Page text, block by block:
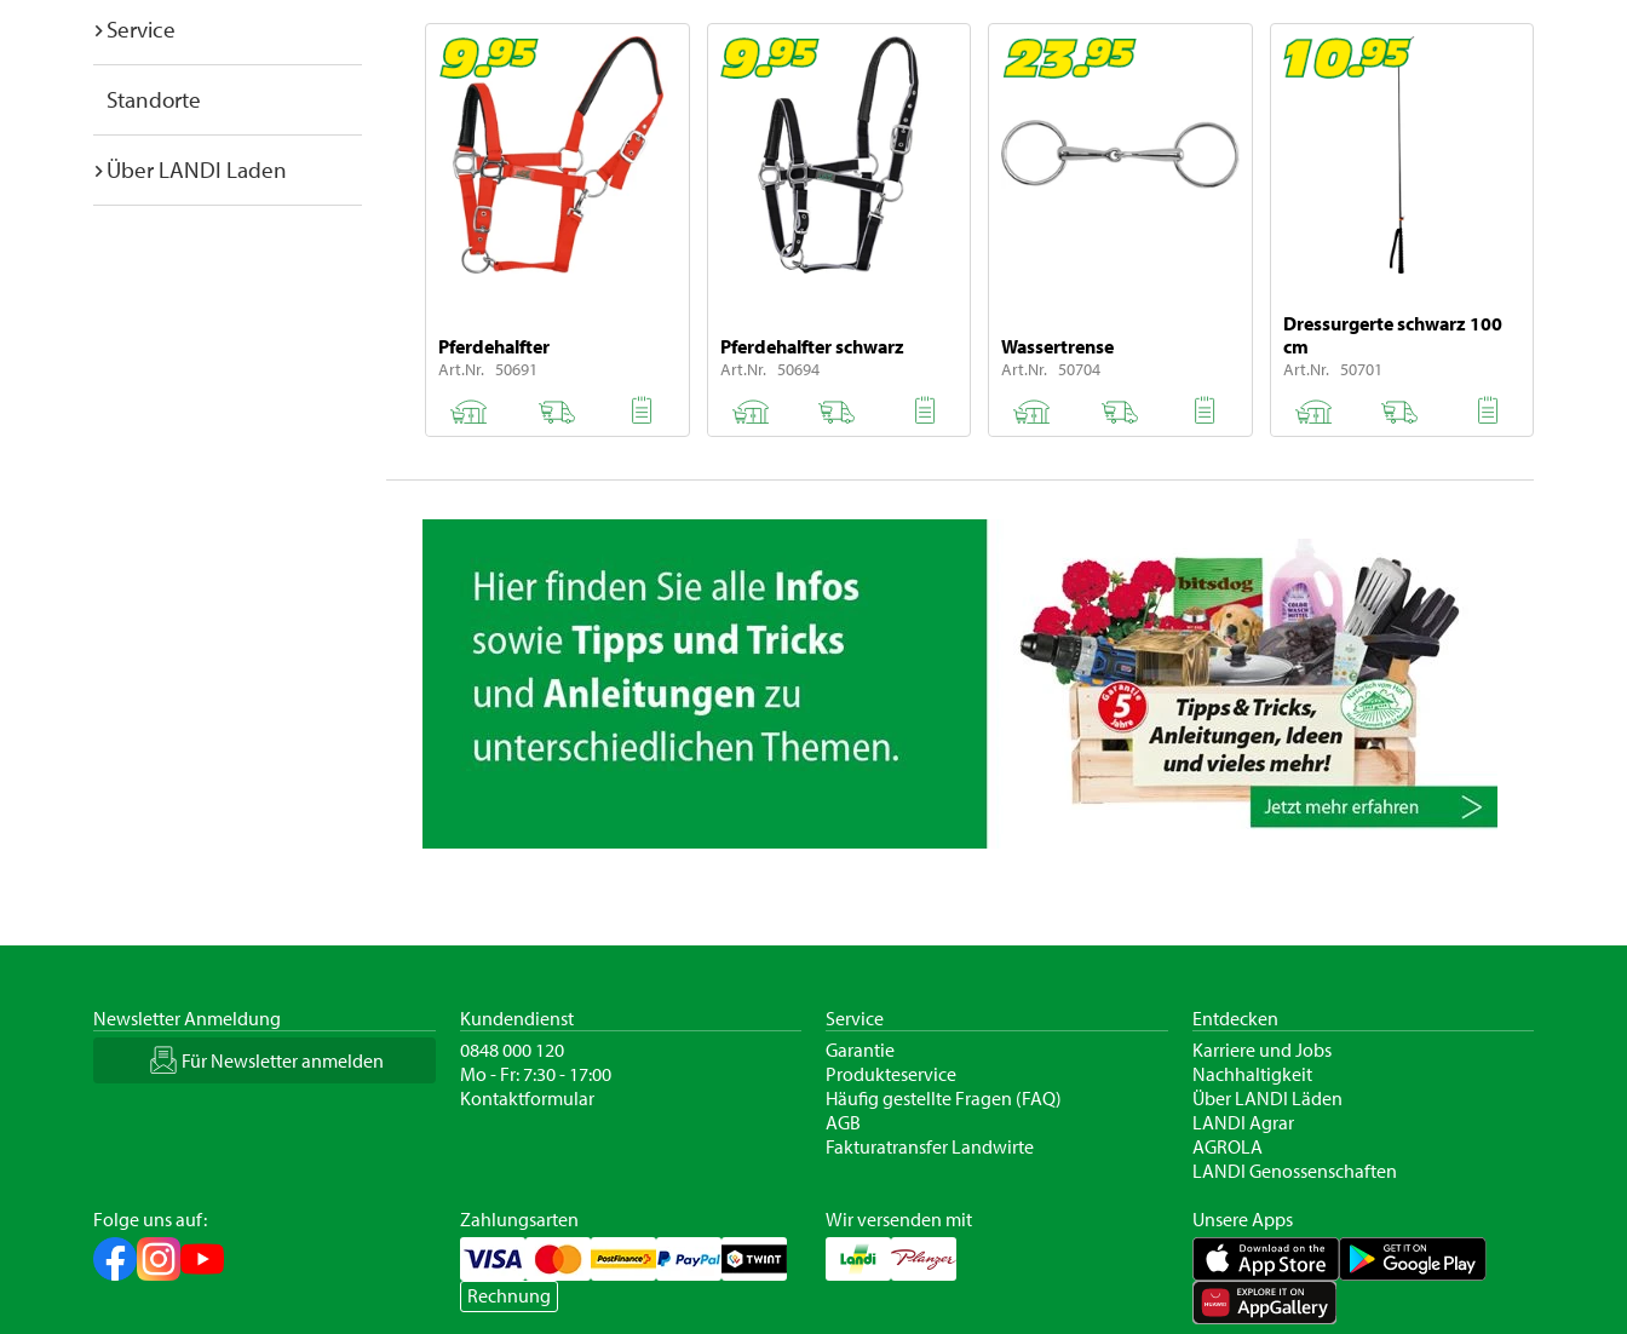
Service
Standorte
Über LANDI Laden
Pferdehalfter
Art.Nr. 50691
Pferdehalfter schwarz
Art.Nr. 50694
Wassertrense
Art.Nr. 50704
Dressurgerte schwarz 100
cm
Art.Nr. 50701
Newsletter Anmeldung
Für Newsletter anmelden
Kundendienst
0848 000 120
Mo - Fr: 7:30 - 17:00
Kontaktformular
Service
Garantie
Produkteservice
Häufig gestellte Fragen (FAQ)
AGB
Fakturatransfer Landwirte
Entdecken
Karriere und Jobs
Nachhaltigkeit
Über LANDI Läden
LANDI Agrar
AGROLA
LANDI Genossenschaften
Folge uns auf:
Zahlungsarten
Rechnung
Wir versenden mit Unsere Apps